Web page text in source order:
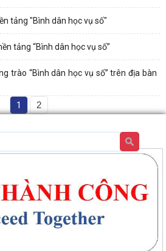
tảng "Bình dân học vụ số"
tảng “Bình dân học vụ số”
trào “Bình dân học vụ số” trên địa bàn
1 2